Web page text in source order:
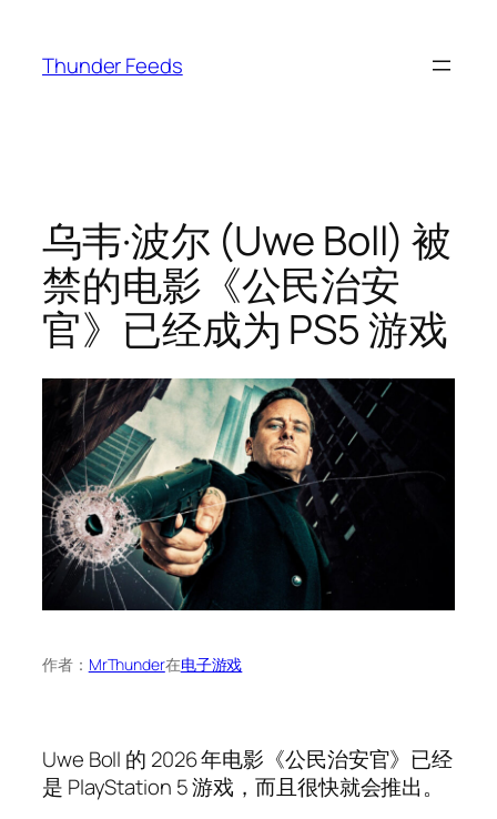
Thunder Feeds
乌韦·波尔 (Uwe Boll) 被
禁的电影《公民治安
官》已经成为 PS5 游戏
作者： MrThunder在电子游戏
Uwe Boll 的 2026 年电影《公民治安官》已经
是 PlayStation 5 游戏，而且很快就会推出。